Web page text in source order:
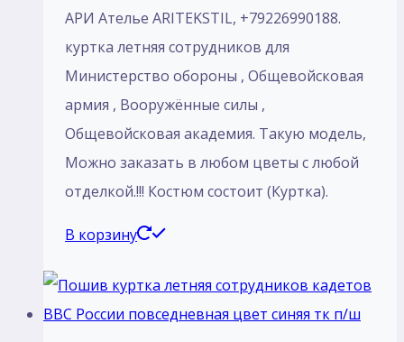
АРИ Ателье ARITEKSTIL, +79226990188.
куртка летняя сотрудников для
Министерство обороны , Общевойсковая
армия , Вооружённые силы ,
Общевойсковая академия. Такую модель,
Mожно заказать в любом цветы с любой
отделкой.!!! Костюм состоит (Куртка).
В корзину